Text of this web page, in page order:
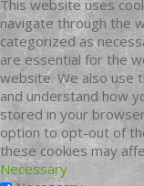
This website uses
navigate through the
categorized as
are essential for the
website. We also use
and understand how
stored in your
option to opt-out of
these cookies may
Necessary